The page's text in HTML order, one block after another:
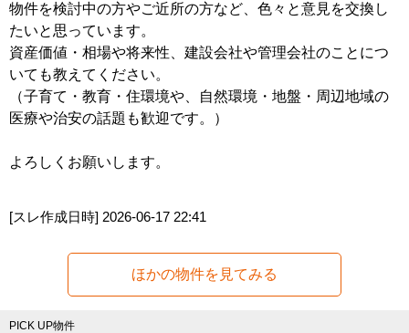
物件を検討中の方やご近所の方など、色々と意見を交換し
たいと思っています。
資産価値・相場や将来性、建設会社や管理会社のことにつ
いても教えてください。
（子育て・教育・住環境や、自然環境・地盤・周辺地域の
医療や治安の話題も歓迎です。）
よろしくお願いします。
[スレ作成日時] 2026-06-17 22:41
ほかの物件を見てみる
PICK UP物件